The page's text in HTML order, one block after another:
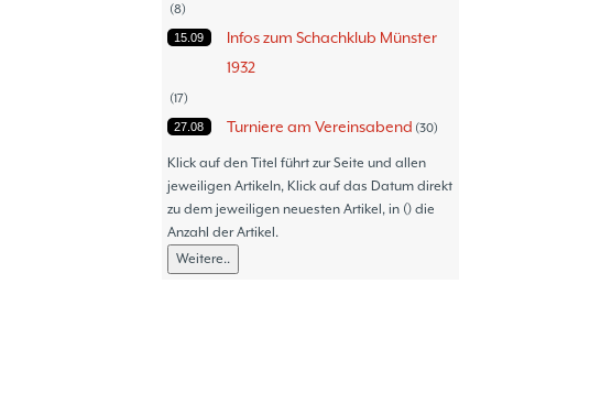
8
15.09
Infos zum Schachklub Münster
1932
17
27.08 Turniere am Vereinsabend 30
30.06 Turniere 47
08.06 Thommy´s Isolani 57
05.06 Schach - Wo wir aktiv sind! 18
11.05 Bezirksturniere
05.05 Frauenmannschaft
Klick auf den Titel führt zur Seite und allen
jeweiligen Artikeln, Klick auf das Datum direkt
zu dem jeweiligen neuesten Artikel, in () die
Anzahl der Artikel.
Weitere..